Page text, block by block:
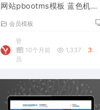
网站pbootms模板 蓝色机械
会员模板
管
理
员
10个月前 1,337 30￥